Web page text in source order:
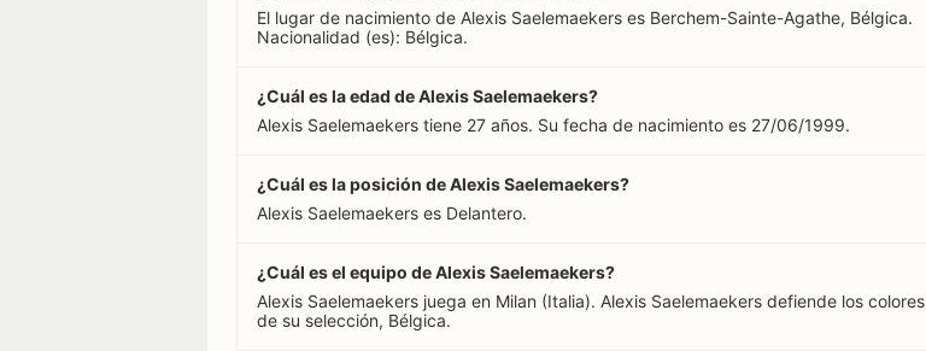
El lugar de nacimiento de Alexis Saelemaekers es Berchem-Sainte-Agathe, Bélgica.
Nacionalidad (es): Bélgica.
¿Cuál es la edad de Alexis Saelemaekers?
Alexis Saelemaekers tiene 27 años. Su fecha de nacimiento es 27/06/1999.
¿Cuál es la posición de Alexis Saelemaekers?
Alexis Saelemaekers es Delantero.
¿Cuál es el equipo de Alexis Saelemaekers?
Alexis Saelemaekers juega en Milan (Italia). Alexis Saelemaekers defiende los colores
de su selección, Bélgica.